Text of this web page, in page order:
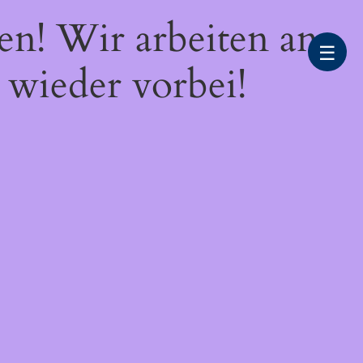
Wir arbeiten an
vorbei!
☰